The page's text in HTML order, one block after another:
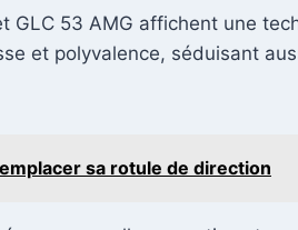
GLC 53 AMG affichent une
et polyvalence, séduisant
sa rotule de direction